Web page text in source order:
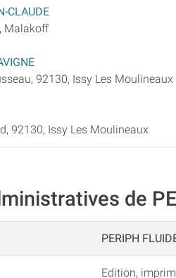
CLAUDE
Malakoff
92130, Issy Les Moulineaux
92130, Issy Les Moulineaux
de
PERIPH
Edition,